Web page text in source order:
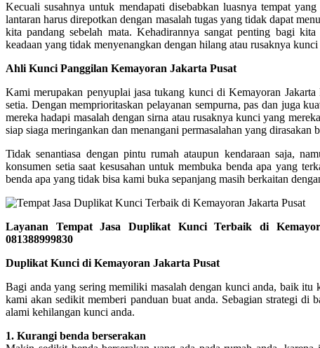
Kecuali susahnya untuk mendapati disebabkan luasnya tempat
lantaran harus direpotkan dengan masalah tugas yang tidak dapat
kita pandang sebelah mata. Kehadirannya sangat penting bagi
keadaan yang tidak menyenangkan dengan hilang atau rusaknya
Ahli Kunci Panggilan Kemayoran Jakarta Pusat
Kami merupakan penyuplai jasa tukang kunci di Kemayoran
setia. Dengan memprioritaskan pelayanan sempurna, pas dan juga
mereka hadapi masalah dengan sirna atau rusaknya kunci yang
siap siaga meringankan dan menangani permasalahan yang dirasakan
Tidak senantiasa dengan pintu rumah ataupun kendaraan saja,
konsumen setia saat kesusahan untuk membuka benda apa yang
benda apa yang tidak bisa kami buka sepanjang masih berkaitan
Layanan Tempat Jasa Duplikat Kunci Terbaik di
081388999830
Duplikat Kunci di Kemayoran Jakarta Pusat
Bagi anda yang sering memiliki masalah dengan kunci anda, baik
kami akan sedikit memberi panduan buat anda. Sebagian strategi
alami kehilangan kunci anda.
1. Kurangi benda berserakan